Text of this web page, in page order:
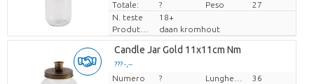
Totale:
? Peso
27
N. teste
18+
Produttore
daan kromhout
Candle Jar Gold 11x11cm Nm
??? -,--
Prezzo x uno
Numero ?
36